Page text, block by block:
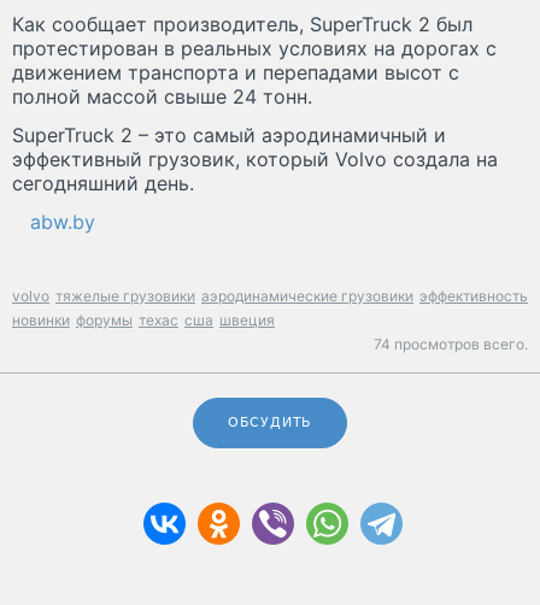
Как сообщает производитель, SuperTruck 2 был
протестирован в реальных условиях на дорогах с
движением транспорта и перепадами высот с
полной массой свыше 24 тонн.
SuperTruck 2 – это самый аэродинамичный и
эффективный грузовик, который Volvo создала на
сегодняшний день.
abw.by
volvo тяжелые грузовики аэродинамические грузовики эффективность
новинки форумы техас сша швеция
74 просмотров всего.
ОБСУДИТЬ